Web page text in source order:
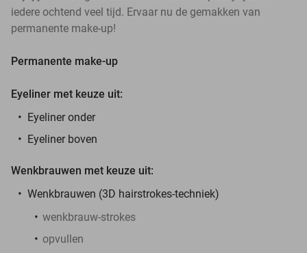
iedere ochtend veel tijd. Ervaar nu de gemakken van
permanente make-up!
Permanente make-up
Eyeliner met keuze uit:
Eyeliner onder
Eyeliner boven
Wenkbrauwen met keuze uit:
Wenkbrauwen (3D hairstrokes-techniek)
wenkbrauw-strokes
opvullen